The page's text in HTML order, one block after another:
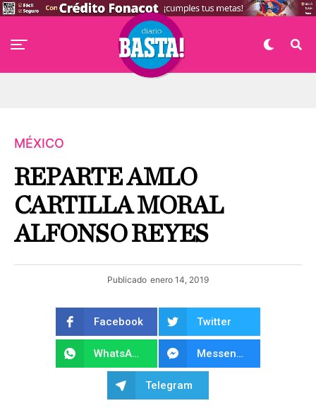
MÉXICO
REPARTE AMLO
CARTILLA MORAL
ALFONSO REYES
Publicado enero 14, 2019
Facebook Twitter
WhatsApp Messenger
Telegram